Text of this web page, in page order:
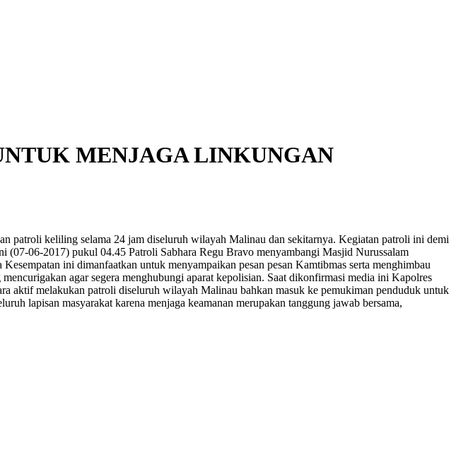
MENJAGA LINKUNGAN
keliling selama 24 jam diseluruh wilayah Malinau dan sekitarnya. Kegiatan patroli ini demi
(07-06-2017) pukul 04.45 Patroli Sabhara Regu Bravo menyambangi Masjid Nurussalam
ini dimanfaatkan untuk menyampaikan pesan pesan Kamtibmas serta menghimbau
agar segera menghubungi aparat kepolisian. Saat dikonfirmasi media ini Kapolres
aktif melakukan patroli diseluruh wilayah Malinau bahkan masuk ke pemukiman penduduk untuk
lapisan masyarakat karena menjaga keamanan merupakan tanggung jawab bersama,